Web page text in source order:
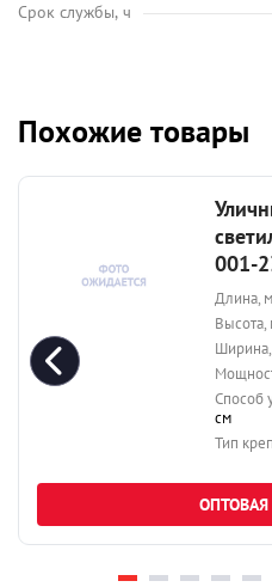
Срок службы, ч
Похожие товары
001-
Длина,
Высота,
Способ
см
Тип